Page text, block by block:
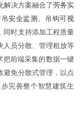
解决方案融合了劳务实
安全监测 、 吊钩可视
， 同时支持添加工程质量
人员分散、 管理粗放等
把前端采集的数据一键
避免分散式管理 ， 以点
步完善整个智慧建筑生